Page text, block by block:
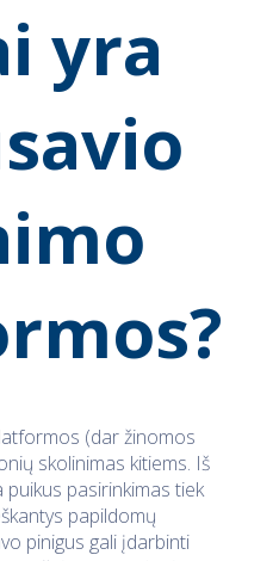
yra
(dar žinomos
skolinimas kitiems. Iš
pasirinkimas tiek
papildomų
pinigus gali įdarbinti